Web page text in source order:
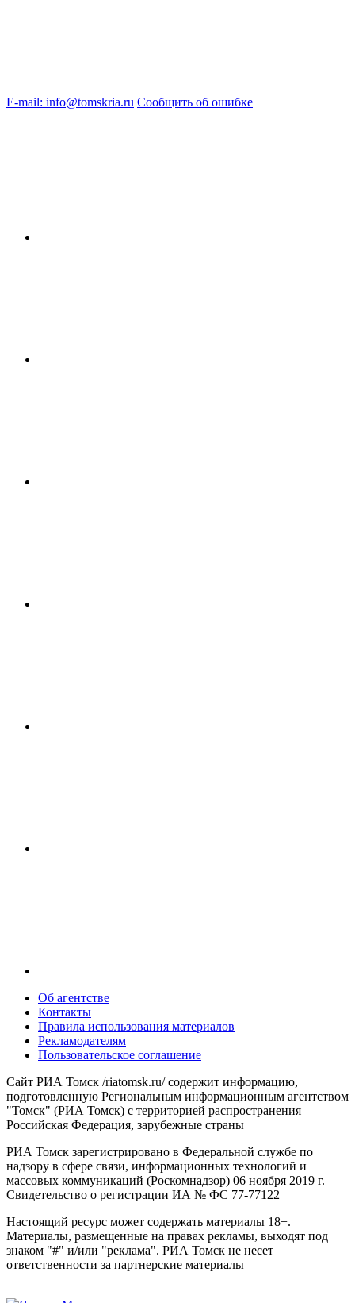
E-mail: info@tomskria.ru Сообщить об ошибке
Об агентстве
Контакты
Правила использования материалов
Рекламодателям
Пользовательское соглашение
Сайт РИА Томск /riatomsk.ru/ содержит информацию,
подготовленную Региональным информационным агентством
"Томск" (РИА Томск) с территорией распространения –
Российская Федерация, зарубежные страны
РИА Томск зарегистрировано в Федеральной службе по
надзору в сфере связи, информационных технологий и
массовых коммуникаций (Роскомнадзор) 06 ноября 2019 г.
Свидетельство о регистрации ИА № ФС 77-77122
Настоящий ресурс может содержать материалы 18+.
Материалы, размещенные на правах рекламы, выходят под
знаком "#" и/или "реклама". РИА Томск не несет
ответственности за партнерские материалы